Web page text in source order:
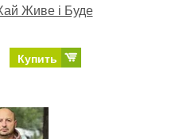
Живе і Буде
Купить